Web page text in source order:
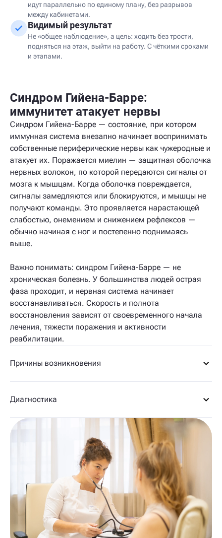
идут параллельно по единому плану, без разрывов
между кабинетами.
Видимый результат
Не «общее наблюдение», а цель: ходить без трости,
подняться на этаж, выйти на работу. С чёткими сроками
и этапами.
Синдром Гийена-Барре:
иммунитет атакует нервы
Синдром Гийена-Барре — состояние, при котором
иммунная система внезапно начинает воспринимать
собственные периферические нервы как чужеродные и
атакует их. Поражается миелин — защитная оболочка
нервных волокон, по которой передаются сигналы от
мозга к мышцам. Когда оболочка повреждается,
сигналы замедляются или блокируются, и мышцы не
получают команды. Это проявляется нарастающей
слабостью, онемением и снижением рефлексов —
обычно начиная с ног и постепенно поднимаясь
выше.
Важно понимать: синдром Гийена-Барре — не
хроническая болезнь. У большинства людей острая
фаза проходит, и нервная система начинает
восстанавливаться. Скорость и полнота
восстановления зависят от своевременного начала
лечения, тяжести поражения и активности
реабилитации.
Причины возникновения
Диагностика